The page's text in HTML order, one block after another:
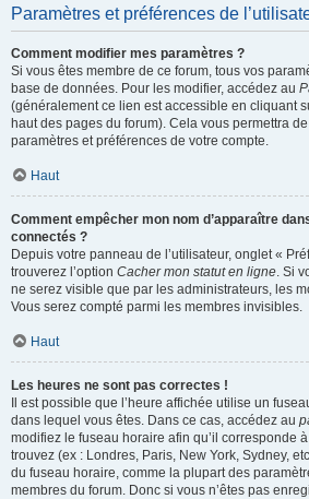
Paramètres et préférences de
Comment modifier mes paramètres ?
Si vous êtes membre de ce forum, tous vos
base de données. Pour les modifier, accédez au
(généralement ce lien est accessible en cliquant
haut des pages du forum). Cela vous permettra
paramètres et préférences de votre compte.
Haut
Comment empêcher mon nom d’apparaître
connectés ?
Depuis votre panneau de l’utilisateur, onglet «
trouverez l’option Cacher mon statut en ligne. Si
ne serez visible que par les administrateurs, les
Vous serez compté parmi les membres invisibles.
Haut
Les heures ne sont pas correctes !
Il est possible que l’heure affichée utilise un
dans lequel vous êtes. Dans ce cas, accédez au
modifiez le fuseau horaire afin qu’il corresponde
trouvez (ex : Londres, Paris, New York, Sydney,
du fuseau horaire, comme la plupart des
membres du forum. Donc si vous n’êtes pas